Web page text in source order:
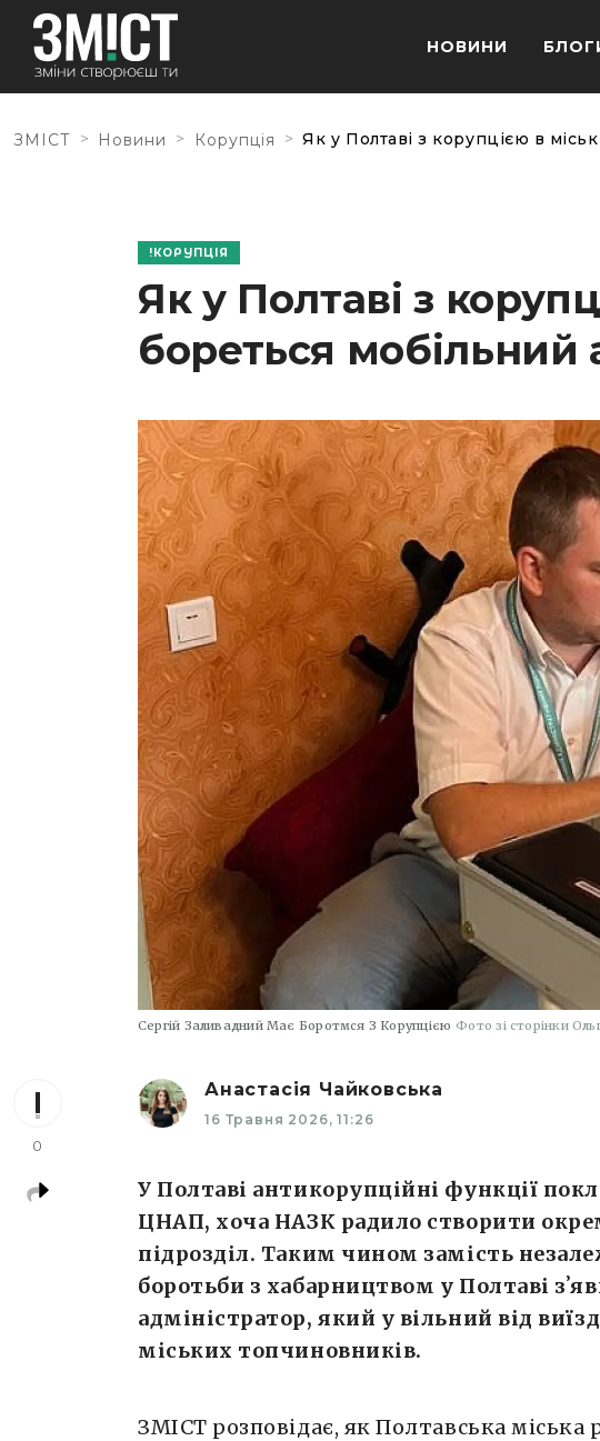
НОВИНИ
ЗМІСТ > Новини > Корупція > Як у Полтаві з корупцією в
КОРУПЦІЯ
Як у Полтаві з
бореться мобільний
Сергій Заливадний Має Боротмся З Корупцією Фото зі сторінки
0
Анастасія Чайковська
16 Травня 2026, 11:26
У Полтаві антикорупційні функції
ЦНАП, хоча НАЗК радило створити
підрозділ. Таким чином замість
боротьби з хабарництвом у Полтаві
адміністратор, який у вільний від
міських топчиновників.
ЗМІСТ розповідає, як Полтавська міська